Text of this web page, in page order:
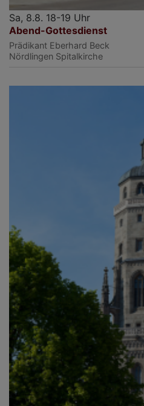
Sa, 8.8. 18-19 Uhr
Abend-Gottesdienst
Prädikant Eberhard Beck
Nördlingen Spitalkirche